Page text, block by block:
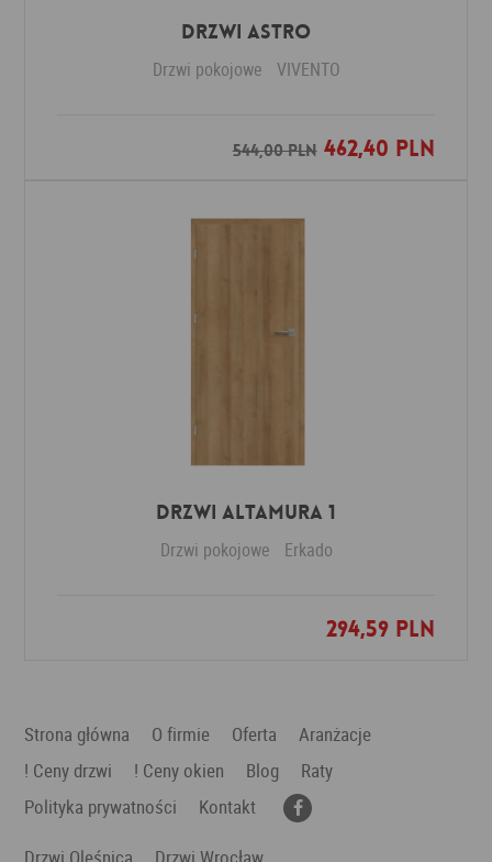
Drzwi ASTRO
Drzwi pokojowe VIVENTO
544,00 PLN462,40 PLN
Dodaj do ulubionych
Drzwi Altamura 1
Drzwi pokojowe Erkado
294,59 PLN
Dodaj do ulubionych
Strona główna O firmie Oferta
Aranżacje
! Ceny drzwi
! Ceny okien Blog
Raty
Polityka prywatności
Kontakt